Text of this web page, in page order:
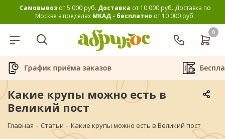
Самовывозот 5 000 руб. Доставка от 10 000 руб. Доставка по
Москве в пределах МКАД - бесплатно от 10 000 руб.
0
График приёма заказов
Какие крупы можно есть в
Великий пост
Главная - Статьи - Какие крупы можно есть в Великий пост